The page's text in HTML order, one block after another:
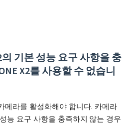
의 기본 성능 요구 사항을 충
X2를 사용할 수 없습니
메라를 활성화해야 합니다. 카메라
능 요구 사항을 충족하지 않는 경우